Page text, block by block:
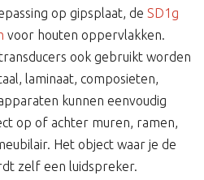
op gipsplaat, de SD1g
voor houten oppervlakken.
ook gebruikt worden
laminaat, composieten,
kunnen eenvoudig
op of achter muren, ramen,
Het object waar je de
zelf een luidspreker.